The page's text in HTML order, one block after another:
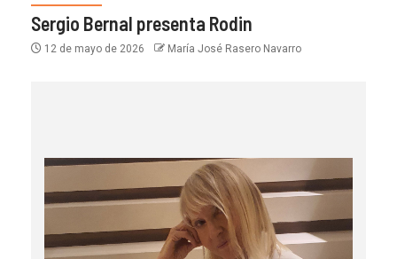
Sergio Bernal presenta Rodin
12 de mayo de 2026 María José Rasero Navarro